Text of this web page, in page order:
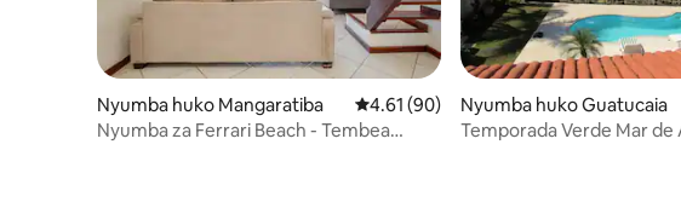
Nyumba huko Mangaratiba Ukadiriaji wa wastani wa 4.61 kati ya 5,
4.61 (90)
Nyumba za Ferrari Beach - Tembea
Nyumba huko Guatucaia